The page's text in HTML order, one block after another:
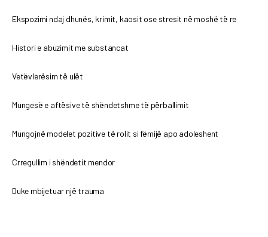
Ekspozimi ndaj dhunës, krimit, kaosit ose stresit në moshë të re
Histori e abuzimit me substancat
Vetëvlerësim të ulët
Mungesë e aftësive të shëndetshme të përballimit
Mungojnë modelet pozitive të rolit si fëmijë apo adoleshent
Crregullim i shëndetit mendor
Duke mbijetuar një trauma